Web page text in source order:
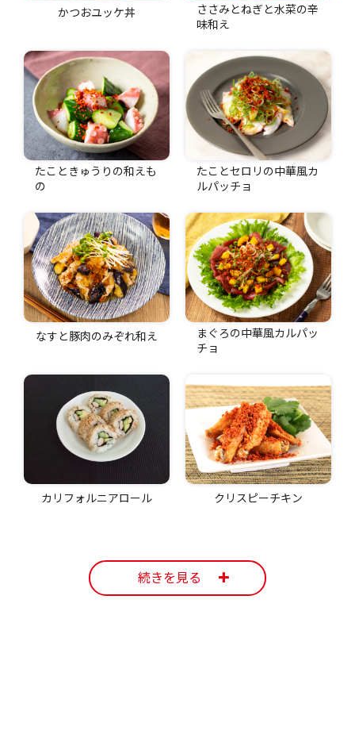
かつおユッケ丼
ささみとねぎと水菜の辛
味和え
たこときゅうりの和えも
の
たことセロリの中華風カ
ルパッチョ
なすと豚肉のみぞれ和え
まぐろの中華風カルパッ
チョ
カリフォルニアロール クリスピーチキン
続きを見る